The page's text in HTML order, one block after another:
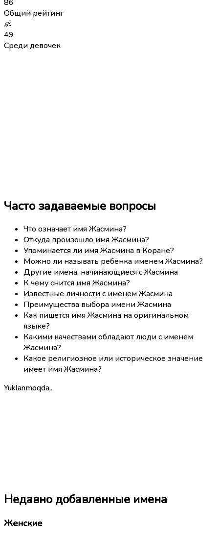
86
Общий рейтинг
👶
49
Среди девочек
Часто задаваемые вопросы
Что означает имя Жасмина?
Откуда произошло имя Жасмина?
Упоминается ли имя Жасмина в Коране?
Можно ли называть ребёнка именем Жасмина?
Другие имена, начинающиеся с Жасмина
К чему снится имя Жасмина?
Известные личности с именем Жасмина
Преимущества выбора имени Жасмина
Как пишется имя Жасмина на оригинальном
языке?
Какими качествами обладают люди с именем
Жасмина?
Какое религиозное или историческое значение
имеет имя Жасмина?
Yuklanmoqda...
Недавно добавленные имена
Женские